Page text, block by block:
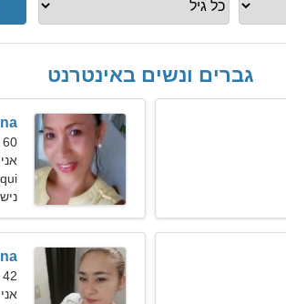
גברים ונשים באינטרנט
60 שנה, עקרב
42 שנים, מזל גדי